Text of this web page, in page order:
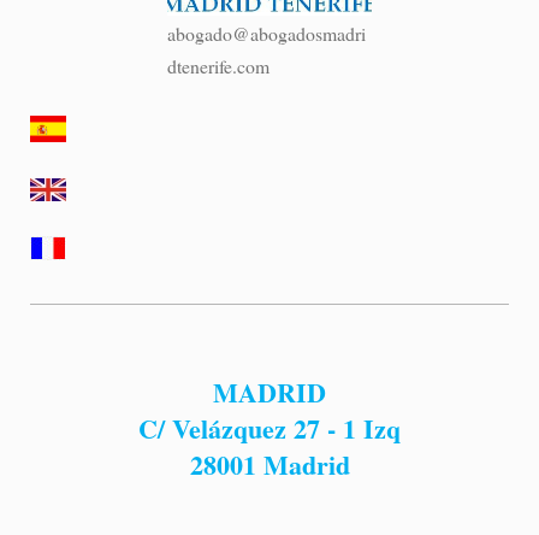
abogado@abogadosmadri
dtenerife.com
MADRID
C/ Velázquez 27 - 1 Izq
28001 Madrid